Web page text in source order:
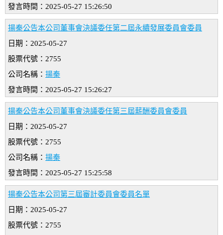
發言時間：2025-05-27 15:26:50
揚秦公告本公司董事會決議委任第二屆永續發展委員會委員
日期：2025-05-27
股票代號：2755
公司名稱： 揚秦
發言時間：2025-05-27 15:26:27
揚秦公告本公司董事會決議委任第三屆薪酬委員會委員
日期：2025-05-27
股票代號：2755
公司名稱： 揚秦
發言時間：2025-05-27 15:25:58
揚秦公告本公司第三屆審計委員會委員名單
日期：2025-05-27
股票代號：2755